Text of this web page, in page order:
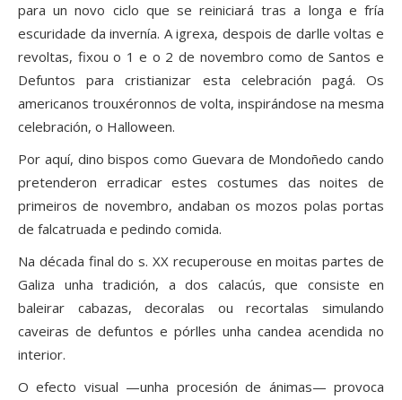
para un novo ciclo que se reiniciará tras a longa e fría
escuridade da invernía. A igrexa, despois de darlle voltas e
revoltas, fixou o 1 e o 2 de novembro como de Santos e
Defuntos para cristianizar esta celebración pagá. Os
americanos trouxéronnos de volta, inspirándose na mesma
celebración, o Halloween.
Por aquí, dino bispos como Guevara de Mondoñedo cando
pretenderon erradicar estes costumes das noites de
primeiros de novembro, andaban os mozos polas portas
de falcatruada e pedindo comida.
Na década final do s. XX recuperouse en moitas partes de
Galiza unha tradición, a dos calacús, que consiste en
baleirar cabazas, decoralas ou recortalas simulando
caveiras de defuntos e pórlles unha candea acendida no
interior.
O efecto visual —unha procesión de ánimas— provoca